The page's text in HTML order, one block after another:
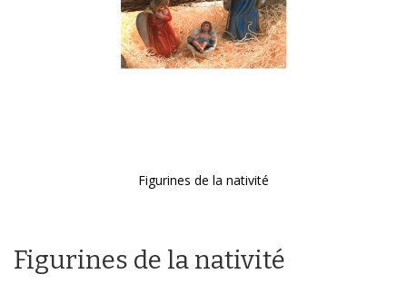
Figurines de la nativité
de
la
Figurines de la nativité